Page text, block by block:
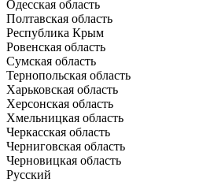
Одесская область
Полтавская область
Республика Крым
Ровенская область
Сумская область
Тернопольская область
Харьковская область
Херсонская область
Хмельницкая область
Черкасская область
Черниговская область
Черновицкая область
Русский